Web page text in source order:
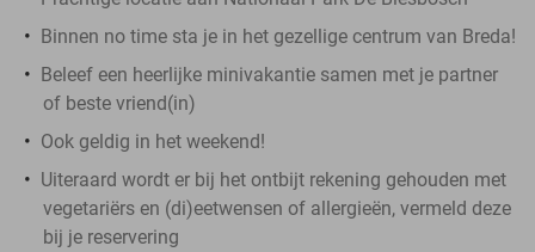
Binnen no time sta je in het gezellige centrum van Breda!
Beleef een heerlijke minivakantie samen met je partner
of beste vriend(in)
Ook geldig in het weekend!
Uiteraard wordt er bij het ontbijt rekening gehouden met
vegetariërs en (di)eetwensen of allergieën, vermeld deze
bij je reservering